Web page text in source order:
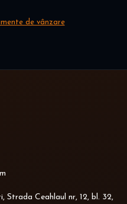
de vânzare
Strada Ceahlaul nr, 12, bl. 32,